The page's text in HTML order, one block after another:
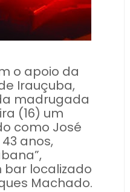
o apoio da
Irauçuba,
madrugada
(16) um
como José
anos,
bar localizado
Machado.